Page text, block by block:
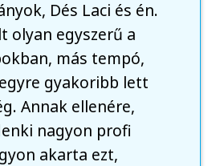
Dés Laci és én.
olyan egyszerű a
más tempó,
gyakoribb lett
Annak ellenére,
nagyon profi
akarta ezt,